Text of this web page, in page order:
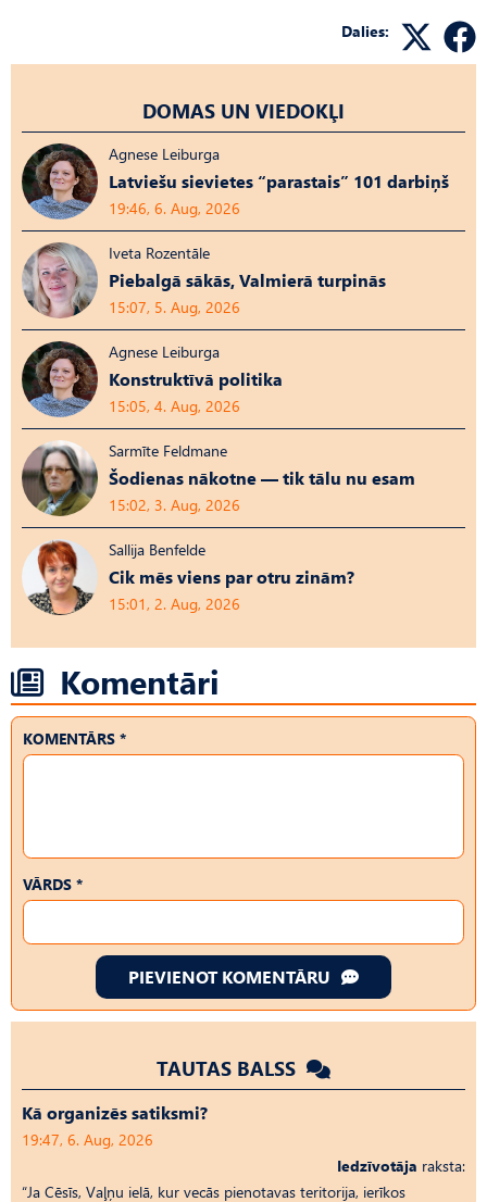
Dalies:
DOMAS UN VIEDOKĻI
Agnese Leiburga
Latviešu sievietes “parastais” 101 darbiņš
19:46, 6. Aug, 2026
Iveta Rozentāle
Piebalgā sākās, Valmierā turpinās
15:07, 5. Aug, 2026
Agnese Leiburga
Konstruktīvā politika
15:05, 4. Aug, 2026
Sarmīte Feldmane
Šodienas nākotne — tik tālu nu esam
15:02, 3. Aug, 2026
Sallija Benfelde
Cik mēs viens par otru zinām?
15:01, 2. Aug, 2026
Komentāri
KOMENTĀRS *
VĀRDS *
PIEVIENOT KOMENTĀRU
TAUTAS BALSS
Kā organizēs satiksmi?
19:47, 6. Aug, 2026
Iedzīvotāja raksta:
“Ja Cēsīs, Vaļņu ielā, kur vecās pienotavas teritorija, ierīkos